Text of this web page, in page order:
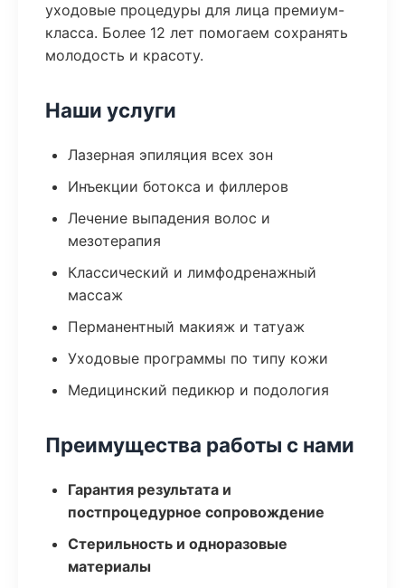
уходовые процедуры для лица премиум-
класса. Более 12 лет помогаем сохранять
молодость и красоту.
Наши услуги
Лазерная эпиляция всех зон
Инъекции ботокса и филлеров
Лечение выпадения волос и
мезотерапия
Классический и лимфодренажный
массаж
Перманентный макияж и татуаж
Уходовые программы по типу кожи
Медицинский педикюр и подология
Преимущества работы с нами
Гарантия результата и
постпроцедурное сопровождение
Стерильность и одноразовые
материалы